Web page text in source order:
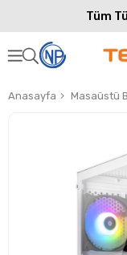
Tüm
Anasayfa Masaüstü